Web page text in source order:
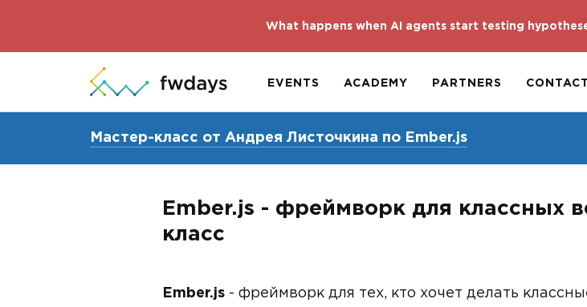
What happens when AI agents start testing
EVENTS ACADEMY PARTNERS
Мастер-класс от Андрея Листочкина по Ember.js
Ember.js - фреймворк для классных
класс
Ember.js - фреймворк для тех, кто хочет делать